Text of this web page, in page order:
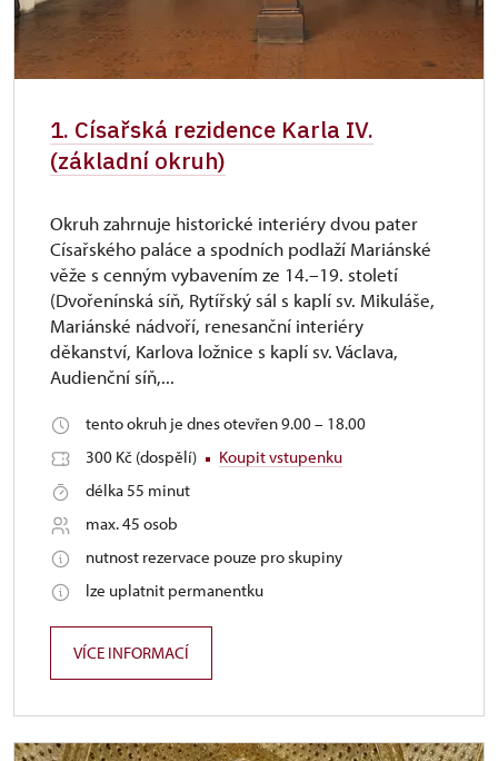
1. Císařská rezidence Karla IV.
(základní okruh)
Okruh zahrnuje historické interiéry dvou pater
Císařského paláce a spodních podlaží Mariánské
věže s cenným vybavením ze 14.–19. století
(Dvořenínská síň, Rytířský sál s kaplí sv. Mikuláše,
Mariánské nádvoří, renesanční interiéry
děkanství, Karlova ložnice s kaplí sv. Václava,
Audienční síň,...
tento okruh je dnes otevřen 9.00 – 18.00
300 Kč (dospělí)
Koupit vstupenku
délka 55 minut
max. 45 osob
nutnost rezervace pouze pro skupiny
lze uplatnit permanentku
VÍCE INFORMACÍ